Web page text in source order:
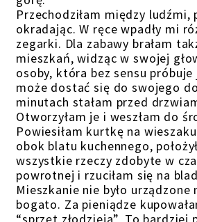
Przechodziłam między ludźmi,
okradając. W ręce wpadły mi
zegarki. Dla zabawy brałam
mieszkań, widząc w swojej
osoby, która bez sensu
może dostać się do swojego
minutach stałam przed
Otworzyłam je i weszłam do
Powiesiłam kurtkę na
obok blatu kuchennego,
wszystkie rzeczy zdobyte w
powrotnej i rzuciłam się na
Mieszkanie nie było urządzone
bogato. Za pieniądze